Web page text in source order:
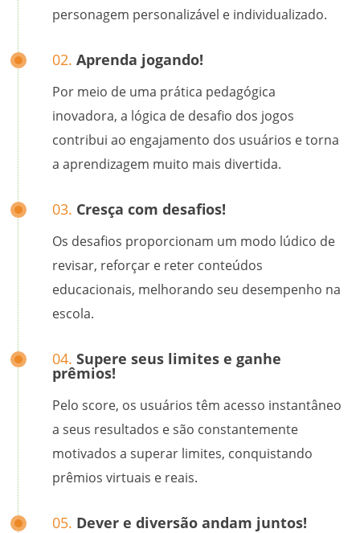
personagem personalizável e individualizado.
02. Aprenda jogando!
Por meio de uma prática pedagógica
inovadora, a lógica de desafio dos jogos
contribui ao engajamento dos usuários e torna
a aprendizagem muito mais divertida.
03. Cresça com desafios!
Os desafios proporcionam um modo lúdico de
revisar, reforçar e reter conteúdos
educacionais, melhorando seu desempenho na
escola.
04. Supere seus limites e ganhe
prêmios!
Pelo score, os usuários têm acesso instantâneo
a seus resultados e são constantemente
motivados a superar limites, conquistando
prêmios virtuais e reais.
05. Dever e diversão andam juntos!